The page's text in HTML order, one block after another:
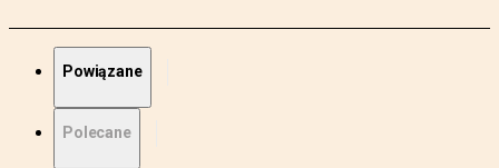
Powiązane
Polecane